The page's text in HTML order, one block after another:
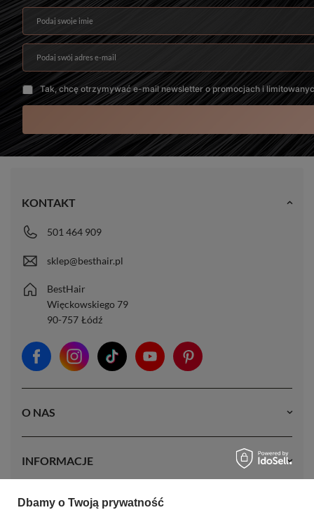
Podaj swoje imię
Podaj swój adres e-mail
Tak, chcę otrzymywać e-mail newsletter o promocjach i
O NAS
INFORMACJE
MOJE KONTO
KONTAKT
501 464 909
sklep@besthair.pl
BestHair
Więckowskiego 79
90-757 Łódź
Dbamy o Twoją prywatność